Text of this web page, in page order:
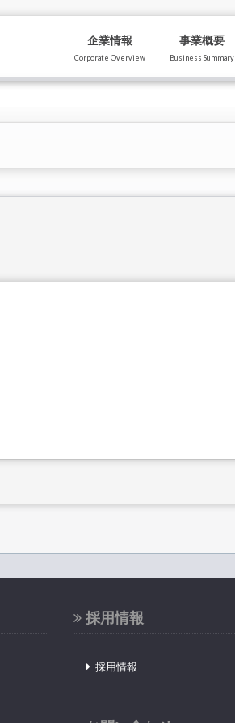
企業情報
Corporate Overview
事業概要
Business Summary
採用情報
採用情報